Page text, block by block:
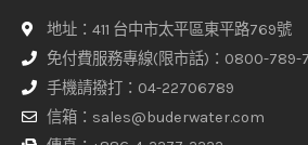
地址：411 台中市太平區東平路769號
免付費服務專線(限市話)：0800-789-
手機請撥打：04-22706789
信箱：sales@buderwater.com